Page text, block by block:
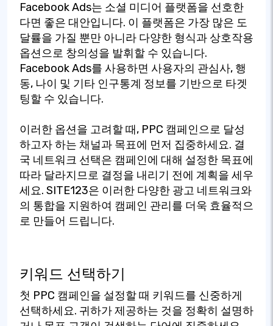
Facebook Ads는 소셜 미디어 플랫폼을 선호한
다면 좋은 대안입니다. 이 플랫폼은 가장 많은 도
달률을 가질 뿐만 아니라 다양한 형식과 상호작용
옵션으로 창의성을 발휘할 수 있습니다.
Facebook Ads를 사용하면 사용자의 관심사, 행
동, 나이 및 기타 인구통계 정보를 기반으로 타겟
팅할 수 있습니다.
이러한 옵션을 고려할 때, PPC 캠페인으로 달성
하고자 하는 채널과 목표에 먼저 집중하세요. 결
국 네트워크 선택은 캠페인에 대해 설정한 목표에
따라 달라지므로 결정을 내리기 전에 계획을 세우
세요. SITE123은 이러한 다양한 광고 네트워크와
의 통합을 지원하여 캠페인 관리를 더욱 효율적으
로 만들어 드립니다.
키워드 선택하기
첫 PPC 캠페인을 설정할 때 키워드를 신중하게
선택하세요. 귀하가 제공하는 것을 정확히 설명하